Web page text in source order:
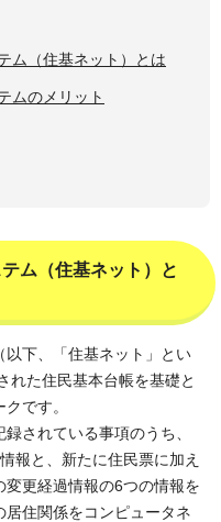
ム（住基ネット）とは
ムのメリット
ム（住基ネット）と
下、「住基ネット」とい
れた住民基本台帳を基礎と
です。
されている事項のうち、
報と、新たに住民票に加え
変更経過情報の6つの情報を
居住関係をコンピュータネ